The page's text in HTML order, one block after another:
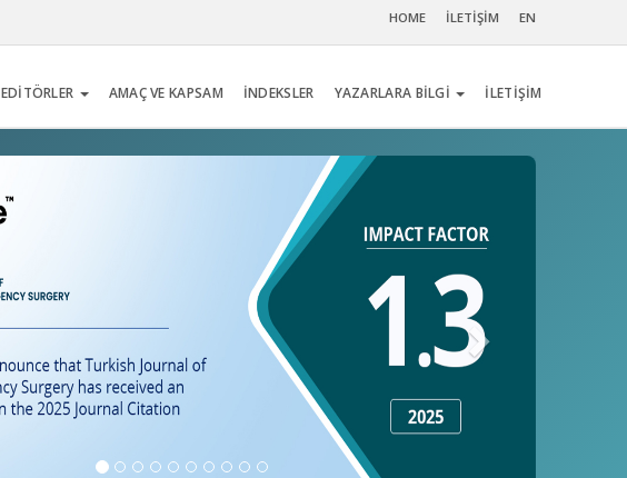
HOME İLETİŞİM EN
EDİTÖRLER AMAÇ VE KAPSAM İNDEKSLER YAZARLARA BİLGİ İLETİŞİM